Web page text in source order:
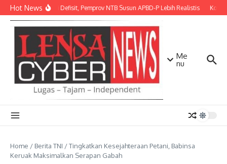
Lewati ke konten
Hot NewsAntisipasi Defisit, Pemprov NTB Susun APBD-P Lebih Realistis
Me
nu
Home / Berita TNI /Tingkatkan Kesejahteraan Petani, Babinsa
Keruak Maksimalkan Serapan Gabah